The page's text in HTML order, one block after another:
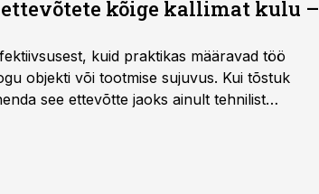
kõige kallimat kulu –
kuid praktikas määravad töö
objekti või tootmise sujuvus. Kui tõstuk
see ettevõtte jaoks ainult tehnilist